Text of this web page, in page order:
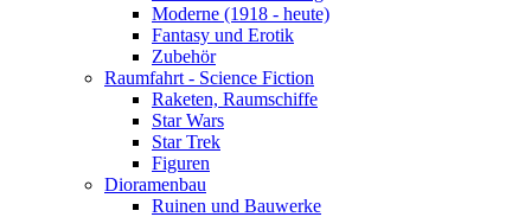
Moderne (1918 - heute)
Fantasy und Erotik
Zubehör
Raumfahrt - Science Fiction
Raketen, Raumschiffe
Star Wars
Star Trek
Figuren
Dioramenbau
Ruinen und Bauwerke